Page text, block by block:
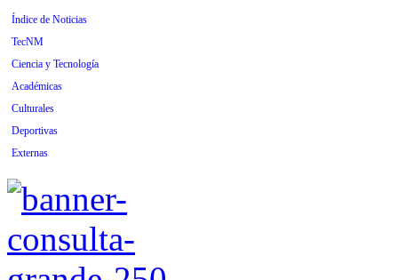
Índice de Noticias
TecNM
Ciencia y Tecnología
Académicas
Culturales
Deportivas
Externas